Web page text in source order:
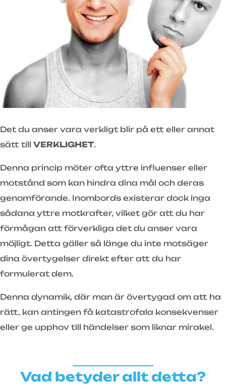
Det du anser vara verkligt blir på ett eller annat
sätt till VERKLIGHET.
Denna princip möter ofta yttre influenser eller
motstånd som kan hindra dina mål och deras
genomförande. Inombords existerar dock inga
sådana yttre motkrafter, vilket gör att du har
förmågan att förverkliga det du anser vara
möjligt. Detta gäller så länge du inte motsäger
dina övertygelser direkt efter att du har
formulerat dem.
Denna dynamik, där man är övertygad om att ha
rätt, kan antingen få katastrofala konsekvenser
eller ge upphov till händelser som liknar mirakel.
Vad betyder allt detta?